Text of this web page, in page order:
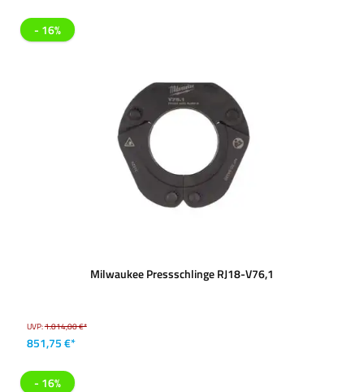
- 16%
Milwaukee Pressschlinge RJ18-V76,1
UVP:1.014,00 €*
851,75 €*
- 16%